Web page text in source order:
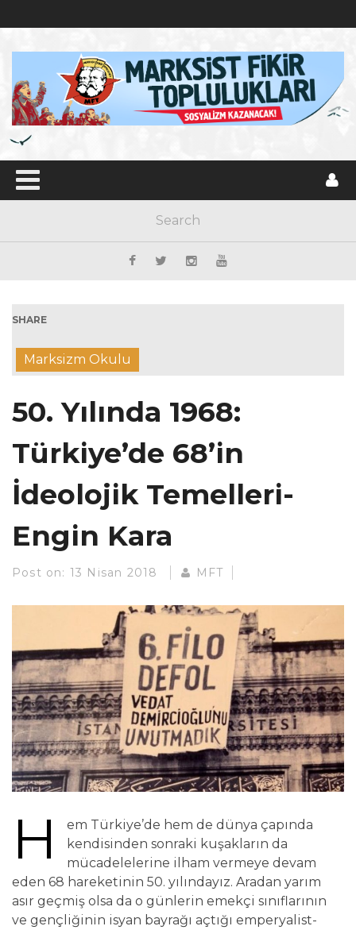
SHARE
Marksizm Okulu
50. Yılında 1968:
Türkiye’de 68’in
İdeolojik Temelleri-
Engin Kara
Post on: 13 Nisan 2018 MFT
H
em Türkiye’de hem de dünya çapında
kendisinden sonraki kuşakların da
mücadelelerine ilham vermeye devam
eden 68 hareketinin 50. yılındayız. Aradan yarım
asır geçmiş olsa da o günlerin emekçi sınıflarının
ve gençliğinin isyan bayrağı açtığı emperyalist-